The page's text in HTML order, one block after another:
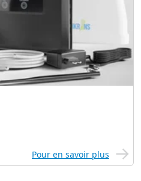
Pour en savoir plus